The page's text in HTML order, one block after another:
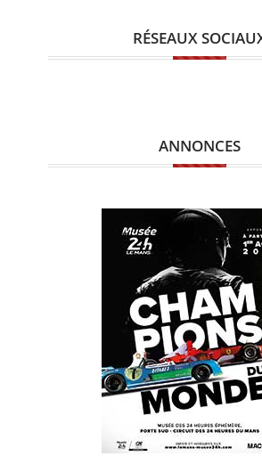
RÉSEAUX
ANNONCES